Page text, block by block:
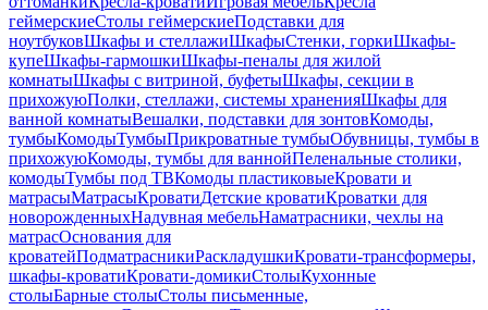
геймерскиеСтолы геймерскиеПодставки для
ноутбуковШкафы и стеллажиШкафыСтенки, горкиШкафы-
купеШкафы-гармошкиШкафы-пеналы для жилой
комнатыШкафы с витриной, буфетыШкафы, секции в
прихожуюПолки, стеллажи, системы храненияШкафы для
ванной комнатыВешалки, подставки для зонтовКомоды,
тумбыКомодыТумбыПрикроватные тумбыОбувницы, тумбы в
прихожуюКомоды, тумбы для ваннойПеленальные столики,
комодыТумбы под ТВКомоды пластиковыеКровати и
матрасыМатрасыКроватиДетские кроватиКроватки для
новорожденныхНадувная мебельНаматрасники, чехлы на
матрасОснования для
кроватейПодматрасникиРаскладушкиКровати-трансформеры,
шкафы-кроватиКровати-домикиСтолыКухонные
столыБарные столыСтолы письменные,